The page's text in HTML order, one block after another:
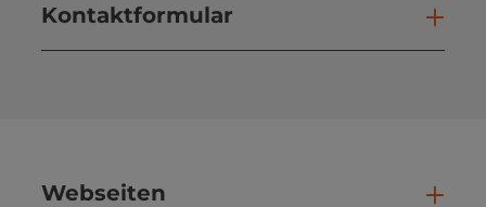
Kontaktformular
Webseiten